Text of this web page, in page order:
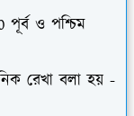
পূর্ব ও পশ্চিম
রেখা বলা হয় -